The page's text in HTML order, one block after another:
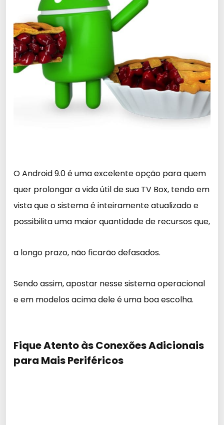
O Android 9.0 é uma excelente opção para quem
quer prolongar a vida útil de sua TV Box, tendo em
vista que o sistema é inteiramente atualizado e
possibilita uma maior quantidade de recursos que,
a longo prazo, não ficarão defasados.
Sendo assim, apostar nesse sistema operacional
e em modelos acima dele é uma boa escolha.
Fique Atento às Conexões Adicionais
para Mais Periféricos